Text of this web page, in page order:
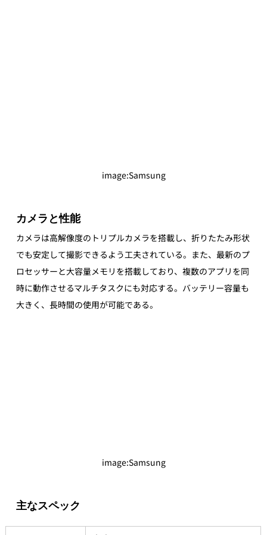
image:Samsung
カメラと性能
カメラは高解像度のトリプルカメラを搭載し、折りたたみ形状
でも安定して撮影できるよう工夫されている。また、最新のプ
ロセッサーと大容量メモリを搭載しており、複数のアプリを同
時に動作させるマルチタスクにも対応する。バッテリー容量も
大きく、長時間の使用が可能である。
image:Samsung
主なスペック